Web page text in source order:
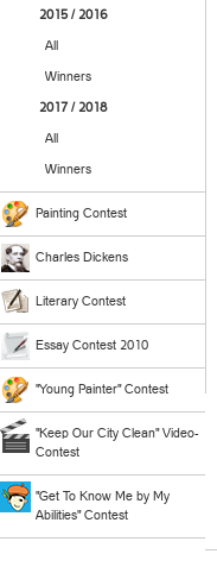
2015 / 2016
All
Winners
2017 / 2018
All
Winners
Painting Contest
Charles Dickens
Literary Contest
Essay Contest 2010
"Young Painter" Contest
"Keep Our City Clean" Video-
Contest
"Get To Know Me by My
Abilities" Contest